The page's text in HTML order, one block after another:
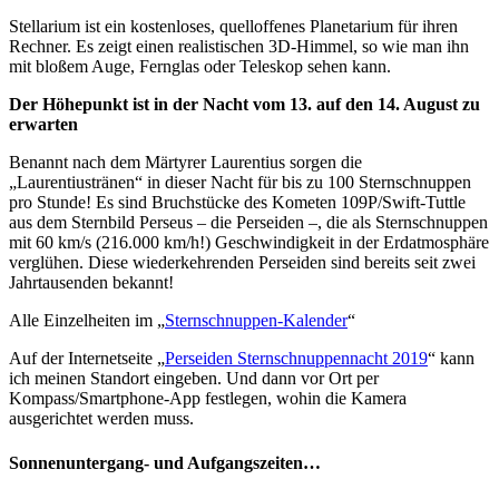
Stellarium ist ein kostenloses, quelloffenes Planetarium für ihren
Rechner. Es zeigt einen realistischen 3D-Himmel, so wie man ihn
mit bloßem Auge, Fernglas oder Teleskop sehen kann.
Der Höhepunkt ist in der Nacht vom 13. auf den 14. August zu
erwarten
Benannt nach dem Märtyrer Laurentius sorgen die
„Laurentiustränen“ in dieser Nacht für bis zu 100 Sternschnuppen
pro Stunde! Es sind Bruchstücke des Kometen 109P/Swift-Tuttle
aus dem Sternbild Perseus – die Perseiden –, die als Sternschnuppen
mit 60 km/s (216.000 km/h!) Geschwindigkeit in der Erdatmosphäre
verglühen. Diese wiederkehrenden Perseiden sind bereits seit zwei
Jahrtausenden bekannt!
Alle Einzelheiten im „Sternschnuppen-Kalender“
Auf der Internetseite „Perseiden Sternschnuppennacht 2019“ kann
ich meinen Standort eingeben. Und dann vor Ort per
Kompass/Smartphone-App festlegen, wohin die Kamera
ausgerichtet werden muss.
Sonnenuntergang- und Aufgangszeiten…